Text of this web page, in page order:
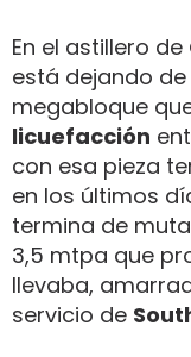
En el astillero de
está dejando de
megabloque
licuefacción
con esa pieza
en los últimos
termina de
3,5 mtpa que
llevaba,
servicio de